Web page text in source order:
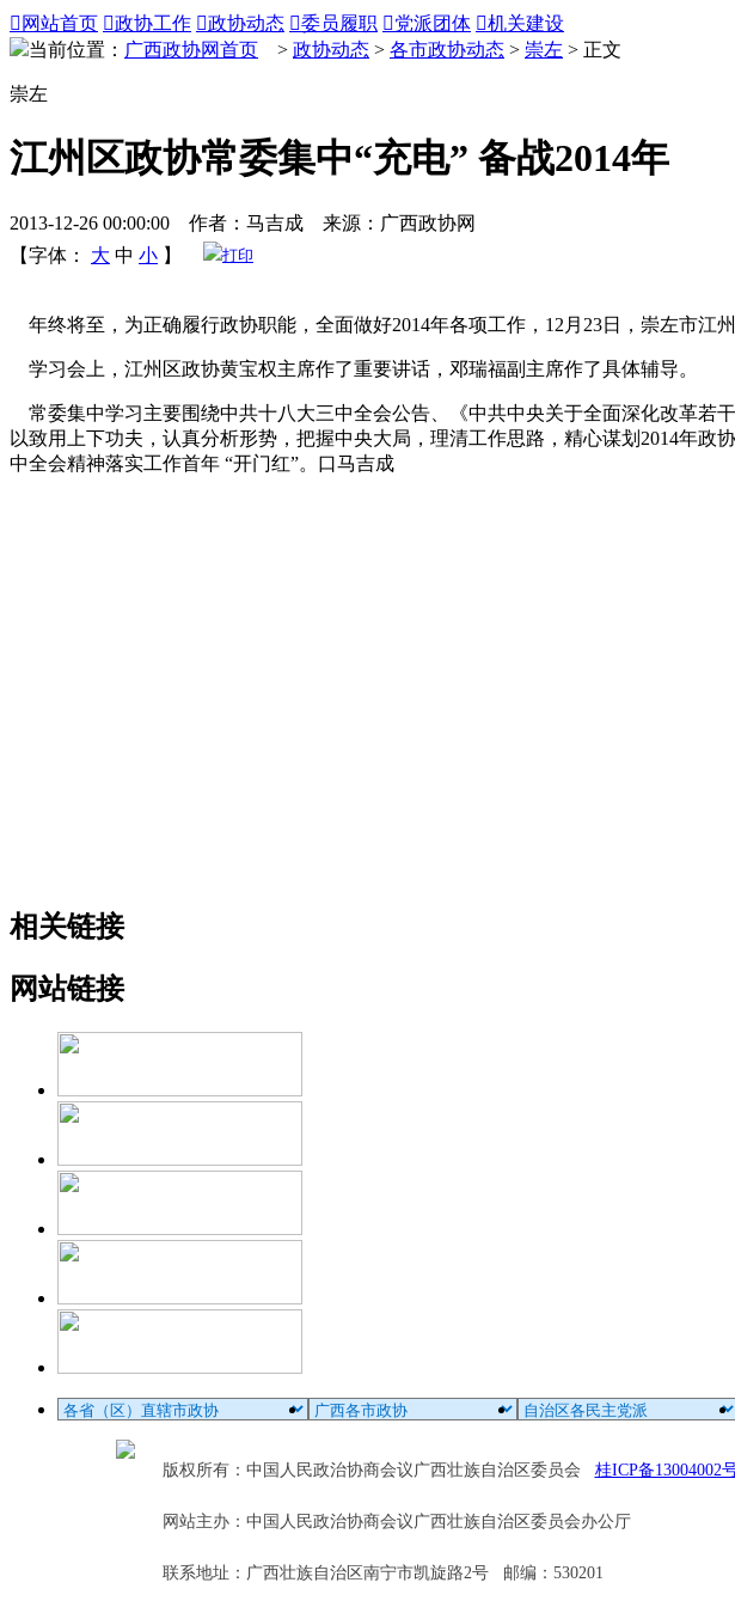
 网站首页 政协工作 政协动态 委员履职 党派团体 机关建设
当前位置： 广西政协网首页 > 政协动态 > 各市政协动态 > 崇左 > 正文
崇左
江州区政协常委集中“充电” 备战2014年
2013-12-26 00:00:00 作者：马吉成 来源：广西政协网
【字体：
大 中 小 】 打印
年终将至，为正确履行政协职能，全面做好2014年各项工作，12月23日，崇左市江
学习会上，江州区政协黄宝权主席作了重要讲话，邓瑞福副主席作了具体辅导。
常委集中学习主要围绕中共十八大三中全会公告、《中共中央关于全面深化改革若
以致用上下功夫，认真分析形势，把握中央大局，理清工作思路，精心谋划2014年
中全会精神落实工作首年 “开门红”。口马吉成
相关链接
网站链接
版权所有：中国人民政治协商会议广西壮族自治区委员会 桂ICP备13004002
网站主办：中国人民政治协商会议广西壮族自治区委员会办公厅
联系地址：广西壮族自治区南宁市凯旋路2号 邮编：530201